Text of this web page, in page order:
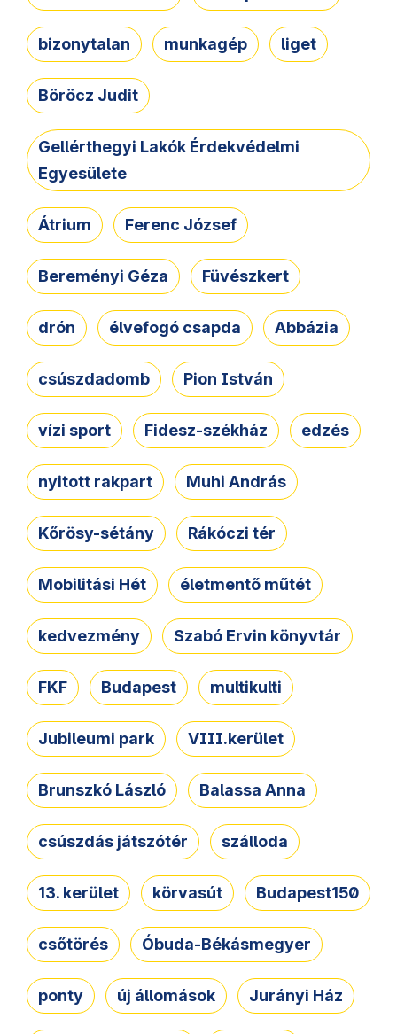
bizonytalan munkagép liget
Böröcz Judit
Gellérthegyi Lakók Érdekvédelmi
Egyesülete
Átrium Ferenc József
Bereményi Géza Füvészkert
drón élvefogó csapda Abbázia
csúszdadomb Pion István
vízi sport Fidesz-székház edzés
nyitott rakpart Muhi András
Kőrösy-sétány Rákóczi tér
Mobilitási Hét életmentő műtét
kedvezmény Szabó Ervin könyvtár
FKF Budapest multikulti
Jubileumi park VIII.kerület
Brunszkó László Balassa Anna
csúszdás játszótér szálloda
13. kerület körvasút Budapest150
csőtörés Óbuda-Békásmegyer
ponty új állomások Jurányi Ház